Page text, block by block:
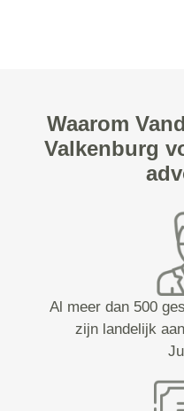
Waarom
Valkenburg
Al meer dan 500
zijn landelijk